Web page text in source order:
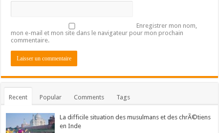
Enregistrer mon nom,
mon e-mail et mon site dans le navigateur pour mon prochain
commentaire.
Recent Popular Comments Tags
La difficile situation des musulmans et des chrÃ©tiens
en Inde